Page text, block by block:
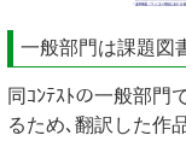
一般部門は課題図
同ｺﾝﾃｽﾄの一般部門
るため､翻訳した作